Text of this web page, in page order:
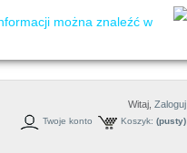
można znaleźć w
Witaj,Zaloguj
Koszyk: (pusty)
Twoje konto